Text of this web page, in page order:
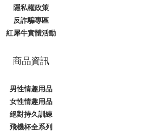
隱私權政策
反詐騙專區
紅犀牛實體活動
商品資訊
男性情趣用品
女性情趣用品
絕對持久訓練
飛機杯全系列